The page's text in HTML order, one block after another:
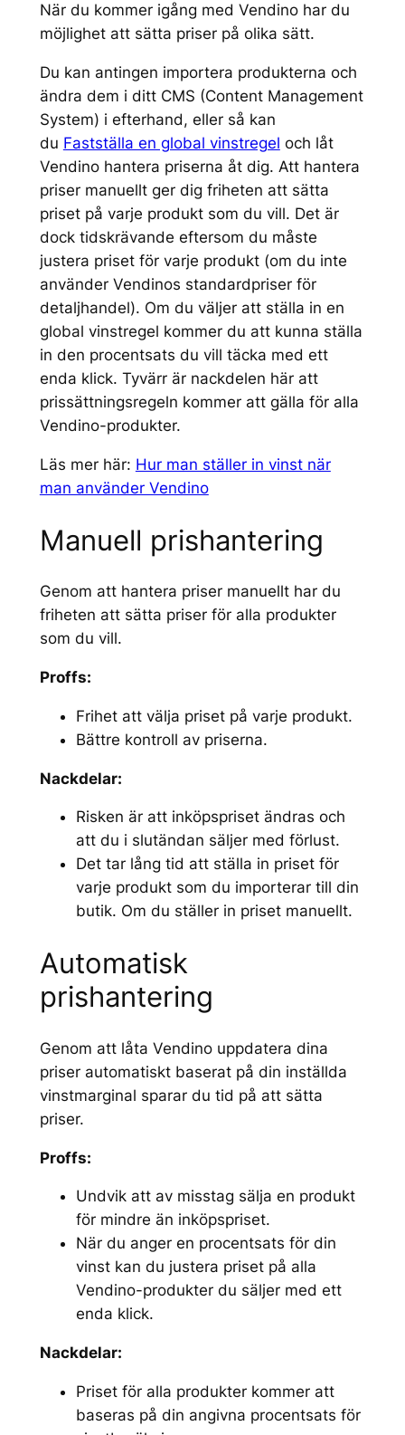
När du kommer igång med Vendino har du
möjlighet att sätta priser på olika sätt.
Du kan antingen importera produkterna och
ändra dem i ditt CMS (Content Management
System) i efterhand, eller så kan
du Fastställa en global vinstregel och låt
Vendino hantera priserna åt dig. Att hantera
priser manuellt ger dig friheten att sätta
priset på varje produkt som du vill. Det är
dock tidskrävande eftersom du måste
justera priset för varje produkt (om du inte
använder Vendinos standardpriser för
detaljhandel). Om du väljer att ställa in en
global vinstregel kommer du att kunna ställa
in den procentsats du vill täcka med ett
enda klick. Tyvärr är nackdelen här att
prissättningsregeln kommer att gälla för alla
Vendino-produkter.
Läs mer här: Hur man ställer in vinst när
man använder Vendino
Manuell prishantering
Genom att hantera priser manuellt har du
friheten att sätta priser för alla produkter
som du vill.
Proffs:
Frihet att välja priset på varje produkt.
Bättre kontroll av priserna.
Nackdelar:
Risken är att inköpspriset ändras och
att du i slutändan säljer med förlust.
Det tar lång tid att ställa in priset för
varje produkt som du importerar till din
butik. Om du ställer in priset manuellt.
Automatisk
prishantering
Genom att låta Vendino uppdatera dina
priser automatiskt baserat på din inställda
vinstmarginal sparar du tid på att sätta
priser.
Proffs:
Undvik att av misstag sälja en produkt
för mindre än inköpspriset.
När du anger en procentsats för din
vinst kan du justera priset på alla
Vendino-produkter du säljer med ett
enda klick.
Nackdelar:
Priset för alla produkter kommer att
baseras på din angivna procentsats för